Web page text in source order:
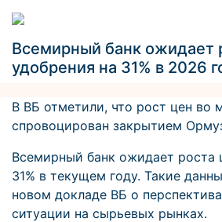
Всемирный банк ожидает
удобрения на 31% в 2026
В ВБ отметили, что рост цен во
спровоцирован закрытием
Всемирный банк ожидает роста
31% в текущем году. Такие
новом докладе ВБ о
ситуации на сырьевых рынках.